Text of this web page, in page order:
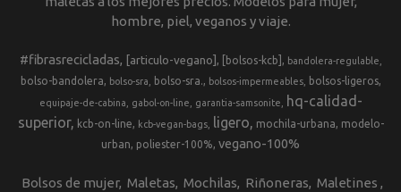
hombre, piel, veganos y viaje.
#fibrasrecicladas [articulo-vegano] [bolsos-kcb] bandolera-regulable
bolso-bandolera bolso-sra bolso-sra. bolsos-impermeables bolsos-ligeros
equipaje-de-cabina gabol-on-line garantia-samsonite
hq-calidad-
superior
kcb-on-line kcb-vegan-bags ligero mochila-urbana
modelo-
urban
poliester-100% vegano-100%
Bolsos de mujer Maletas Mochilas Riñoneras Maletines